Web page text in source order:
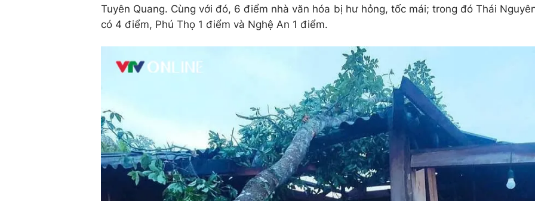
Tuyên Quang. Cùng với đó, 6 điểm nhà văn hóa bị hư hỏng, tốc mái; trong đó Thái
có 4 điểm, Phú Thọ 1 điểm và Nghệ An 1 điểm.